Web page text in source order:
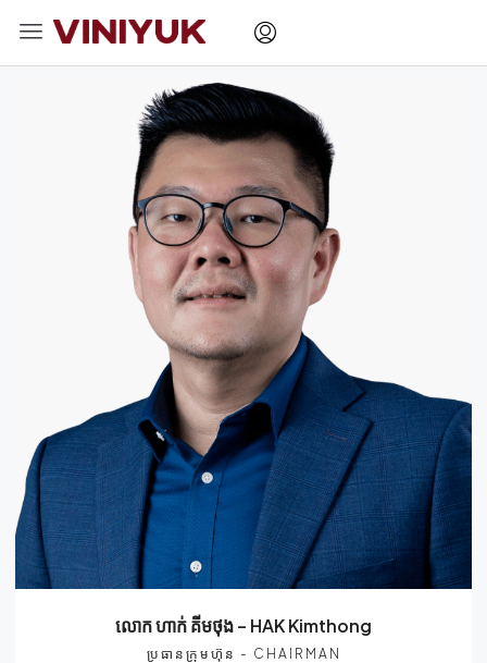
លោក ហាក់ គីមថុង – HAK Kimthong
ប្រធានក្រុមហ៊ុន - CHAIRMAN